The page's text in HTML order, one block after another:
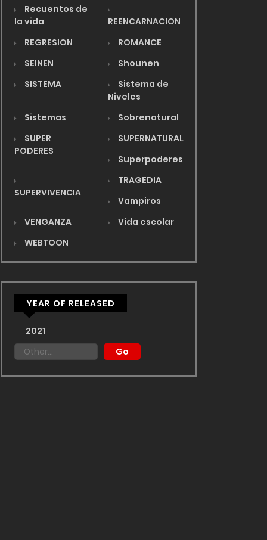
Recuentos de
la vida
REENCARNACION
REGRESION
ROMANCE
SEINEN
Shounen
SISTEMA
Sistema de
Niveles
Sistemas
Sobrenatural
SUPER
PODERES
SUPERNATURAL
Superpoderes
SUPERVIVENCIA
TRAGEDIA
Vampiros
VENGANZA
Vida escolar
WEBTOON
YEAR OF RELEASED
2021